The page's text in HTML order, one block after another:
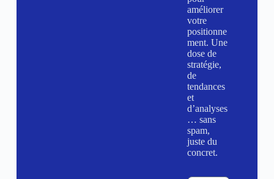
améliorer
votre
positionne
ment. Une
dose de
stratégie,
de
tendances
et
d’analyses
… sans
spam,
juste du
concret.